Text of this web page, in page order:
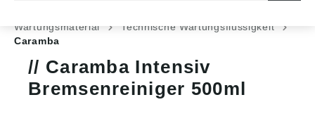
Wartungsmaterial
Technische Wartungsflüssigkeit
Caramba
Caramba Intensiv
Bremsenreiniger 500ml